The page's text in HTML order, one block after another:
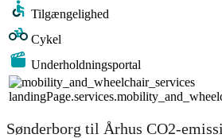
Tilgængelighed
Cykel
Underholdningsportal
Sønderborg til Århus CO2-